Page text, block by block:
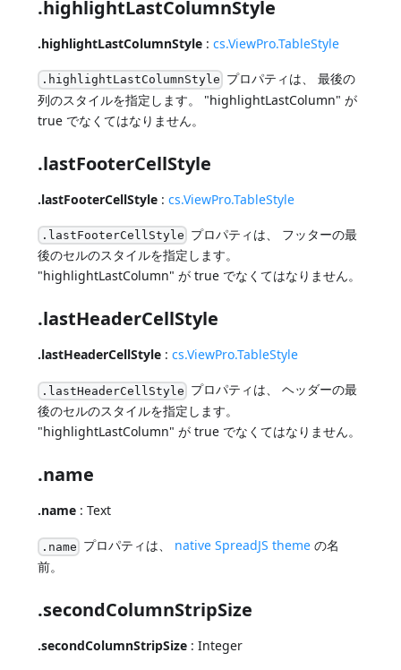
.highlightLastColumnStyle
.highlightLastColumnStyle :cs.ViewPro.TableStyle
.highlightLastColumnStyle プロパティは、 最後の
列のスタイルを指定します。 "highlightLastColumn" が
true でなくてはなりません。
.lastFooterCellStyle
.lastFooterCellStyle :cs.ViewPro.TableStyle
.lastFooterCellStyle プロパティは、 フッターの最
後のセルのスタイルを指定します。
"highlightLastColumn" が true でなくてはなりません。
.lastHeaderCellStyle
.lastHeaderCellStyle :cs.ViewPro.TableStyle
.lastHeaderCellStyle プロパティは、 ヘッダーの最
後のセルのスタイルを指定します。
"highlightLastColumn" が true でなくてはなりません。
.name
.name : Text
.name プロパティは、 native SpreadJS themeの名
前。
.secondColumnStripSize
.secondColumnStripSize : Integer